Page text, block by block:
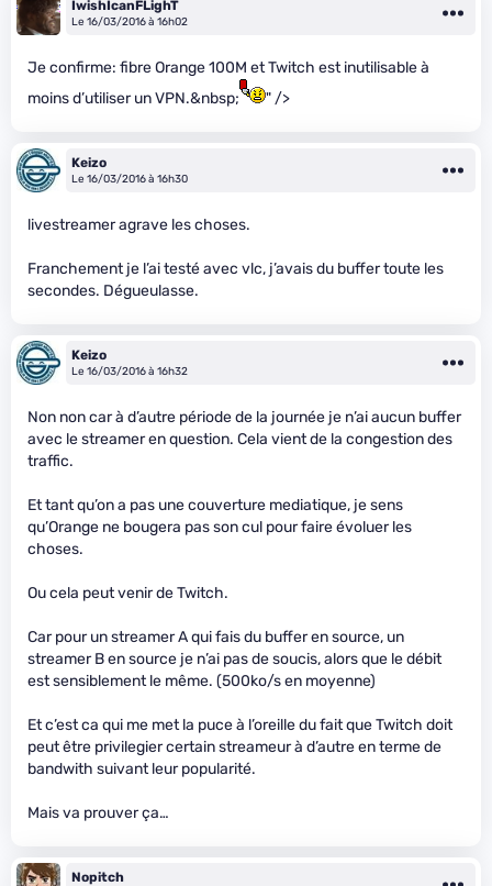
IwishIcanFLighT
Le 16/03/2016 à 16h02
Je confirme: fibre Orange 100M et Twitch est inutilisable à
moins d’utiliser un VPN.&nbsp;
" />
Keizo
Le 16/03/2016 à 16h30
livestreamer agrave les choses.
Franchement je l’ai testé avec vlc, j’avais du buffer toute les
secondes. Dégueulasse.
Keizo
Le 16/03/2016 à 16h32
Non non car à d’autre période de la journée je n’ai aucun buffer
avec le streamer en question. Cela vient de la congestion des
traffic.
Et tant qu’on a pas une couverture mediatique, je sens
qu’Orange ne bougera pas son cul pour faire évoluer les
choses.
Ou cela peut venir de Twitch.
Car pour un streamer A qui fais du buffer en source, un
streamer B en source je n’ai pas de soucis, alors que le débit
est sensiblement le même. (500ko/s en moyenne)
Et c’est ca qui me met la puce à l’oreille du fait que Twitch doit
peut être privilegier certain streameur à d’autre en terme de
bandwith suivant leur popularité.
Mais va prouver ça…
Nopitch